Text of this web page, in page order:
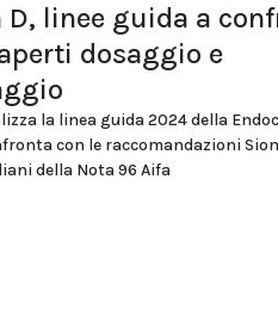
linee guida a
dosaggio e
la linea guida 2024 della
con le raccomandazioni
della Nota 96 Aifa